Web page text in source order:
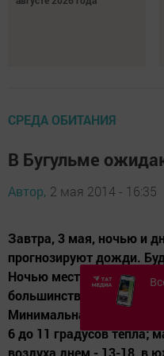
СРЕДА ОБИТАНИЯ
В Бугульме
Автор, 2 мая 2014 - 16:35
Завтра, 3 мая, ночью и
прогнозируют дожди.
Ночью местами
большинстве районов
Минимальная
6 до 11 градусов тепла;
воздуха днем - 13-18, в